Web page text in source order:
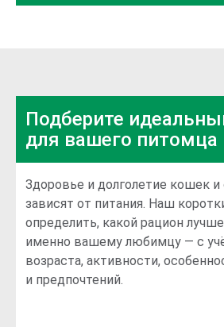
Подберите
для вашего питомца
Здоровье и долголетие кошек
зависят от питания. Наш
определить, какой рацион
именно вашему любимцу — с
возраста, активности,
и предпочтений.